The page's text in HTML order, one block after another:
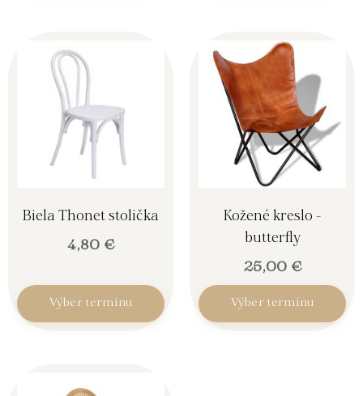
Biela Thonet stolička
4,80 €
Výber termínu
Kožené kreslo -
butterfly
25,00 €
Výber termínu